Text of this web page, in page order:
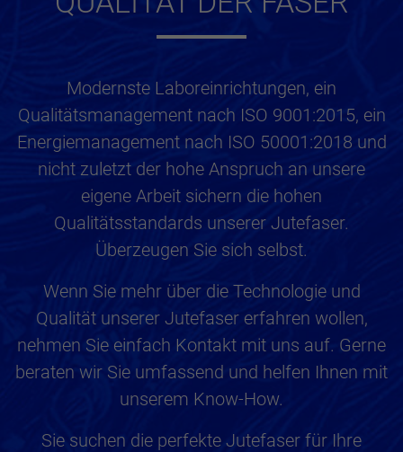
Modernste Laboreinrichtungen, ein
Qualitätsmanagement nach ISO 9001:2015, ein
Energiemanagement nach ISO 50001:2018 und
nicht zuletzt der hohe Anspruch an unsere
eigene Arbeit sichern die hohen
Qualitätsstandards unserer Jutefaser.
Überzeugen Sie sich selbst.
Wenn Sie mehr über die Technologie und
Qualität unserer Jutefaser erfahren wollen,
nehmen Sie einfach Kontakt mit uns auf. Gerne
beraten wir Sie umfassend und helfen Ihnen mit
unserem Know-How.
Sie suchen die perfekte Jutefaser für Ihre